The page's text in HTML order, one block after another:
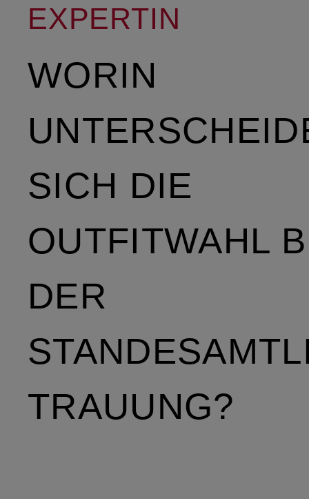
EXPERTIN
WORIN
SICH DIE
OUTFITWAHL
DER
TRAUUNG?